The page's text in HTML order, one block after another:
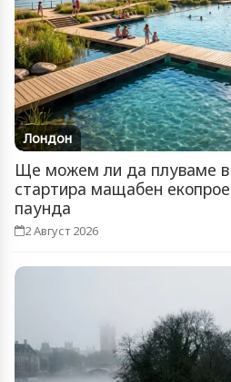
Лондон
Ще можем ли да плуваме
стартира мащабен
паунда
2 Август 2026